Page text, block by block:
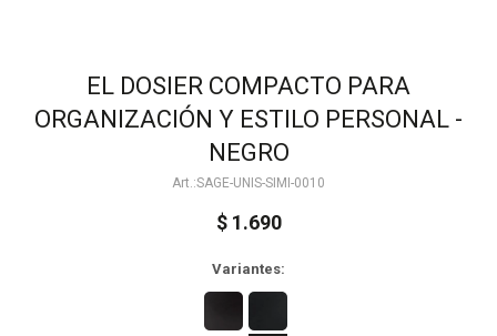
EL DOSIER COMPACTO PARA
ORGANIZACIÓN Y ESTILO PERSONAL -
NEGRO
SAGE-UNIS-SIMI-0010
$ 1.690
Variantes: